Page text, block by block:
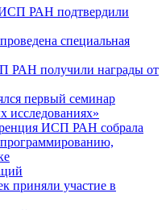
РАН подтвердили
специальная
РАН получили награды от
первый семинар
исследованиях»
ИСП РАН собрала
приняли участие в